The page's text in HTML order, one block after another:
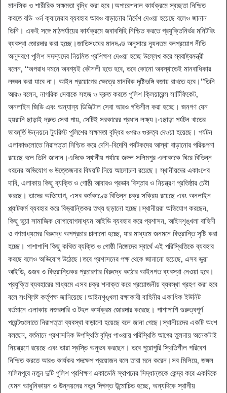
মানসিক ও শারীরিক সক্ষমতা বৃদ্ধি করা হবে।‎‎‎অপারেশনাল কার্যক্রমে স্বচ্ছতা নিশ্চিত
করতে বডি-ওর্ন ক্যামেরার ব্যবহার আরও বাড়ানোর নির্দেশ দেওয়া হয়েছে বলেও জানান
তিনি। একই সঙ্গে মাঠপর্যায়ের কার্যক্রমে জবাবদিহি নিশ্চিত করতে প্রযুক্তিনির্ভর মনিটরিং
ব্যবস্থা জোরদার করা হচ্ছে।‎‎‎জাতিসংঘের মানদণ্ড অনুসারে ন্যূনতম বলপ্রয়োগ নীতি
অনুসরণে পুলিশ সদস্যদের নিয়মিত প্রশিক্ষণ দেওয়া হচ্ছে উল্লেখ করে স্বরাষ্ট্রমন্ত্রী
বলেন, “অপরাধ দমনে অবশ্যই কৌশলী হতে হবে, তবে কোনো অবস্থাতেই মানবাধিকার
লঙ্ঘন করা যাবে না। আইন প্রয়োগের ক্ষেত্রে মানবিক দৃষ্টিভঙ্গি বজায় রাখতে হবে।”‎‎‎তিনি
আরও বলেন, নাগরিক সেবাকে সহজ ও দ্রুত করতে পুলিশ ক্লিয়ারেন্স সার্টিফিকেট,
অনলাইন জিডি এবং অন্যান্য ডিজিটাল সেবা আরও গতিশীল করা হচ্ছে। জনগণ যেন
হয়রানি ছাড়াই দ্রুত সেবা পায়, সেটিই সরকারের প্রধান লক্ষ্য।‎‎‎এছাড়া পর্যটন খাতের
ভাবমূর্তি উন্নয়নে ট্যুরিস্ট পুলিশের সক্ষমতা বৃদ্ধির ওপরও গুরুত্ব দেওয়া হয়েছে। পর্যটন
এলাকাগুলোতে নিরাপত্তা নিশ্চিত করে দেশি-বিদেশি পর্যটকদের আস্থা বাড়ানোর পরিকল্পনা
রয়েছে বলে তিনি জানান।‎‎‎এদিকে স্থানীয় পর্যায়ে জঙ্গল সলিমপুর এলাকাকে ঘিরে বিভিন্ন
ধরনের অভিযোগ ও উত্তেজনার বিষয়টি নিয়ে আলোচনা রয়েছে। স্থানীয়দের একাংশের
দাবি, এলাকায় কিছু ব্যক্তি ও গোষ্ঠী আবারও প্রভাব বিস্তার ও নিয়ন্ত্রণ প্রতিষ্ঠার চেষ্টা
করছে। তাদের অভিযোগ, এসব কর্মকাণ্ডে বিভিন্ন চক্র সক্রিয় রয়েছে এবং অনলাইন
প্ল্যাটফর্ম ব্যবহার করে বিভ্রান্তিকর তথ্য ছড়ানো হচ্ছে।‎‎‎স্থানীয়রা অভিযোগ করছেন,
কিছু ভুয়া সামাজিক যোগাযোগমাধ্যম আইডি ব্যবহার করে প্রশাসন, আইনশৃঙ্খলা বাহিনী
ও গণমাধ্যমের বিরুদ্ধে অপপ্রচার চালানো হচ্ছে, যার মাধ্যমে জনমনে বিভ্রান্তি সৃষ্টি করা
হচ্ছে। পাশাপাশি কিছু কথিত ব্যক্তি ও গোষ্ঠী নিজেদের স্বার্থে এই পরিস্থিতিকে ব্যবহার
করছে বলেও অভিযোগ উঠেছে।‎‎‎তবে প্রশাসনের পক্ষ থেকে জানানো হয়েছে, এসব ভুয়া
আইডি, গুজব ও বিভ্রান্তিকর প্রচারণার বিরুদ্ধে কঠোর আইনগত ব্যবস্থা নেওয়া হবে।
প্রযুক্তি ব্যবহারের মাধ্যমে এসব চক্র শনাক্ত করে প্রয়োজনীয় ব্যবস্থা গ্রহণ করা হবে
বলে সংশ্লিষ্ট কর্তৃপক্ষ জানিয়েছে।‎‎‎আইনশৃঙ্খলা রক্ষাকারী বাহিনীর একাধিক ইউনিট
বর্তমানে এলাকায় নজরদারি ও টহল কার্যক্রম জোরদার করেছে। পাশাপাশি গুরুত্বপূর্ণ
পয়েন্টগুলোতে নিরাপত্তা ব্যবস্থা বাড়ানো হয়েছে বলে জানা গেছে।‎‎‎স্থানীয়দের একটি অংশ
বলছেন, বর্তমানে প্রশাসনিক উপস্থিতি বৃদ্ধি পাওয়ায় পরিস্থিতি আগের তুলনায় অনেকটাই
নিয়ন্ত্রণে রয়েছে এবং তারা স্বস্তি অনুভব করছেন। তবে পুরোপুরি স্থিতিশীল পরিবেশ
নিশ্চিত করতে আরও কার্যকর পদক্ষেপ প্রয়োজন বলে তারা মনে করেন।‎সব মিলিয়ে, জঙ্গল
সলিমপুরে নতুন দুটি পুলিশ প্রশিক্ষণ একাডেমি স্থাপনের সিদ্ধান্তকে কেন্দ্র করে একদিকে
যেমন আধুনিকায়ন ও উন্নয়নের নতুন দিগন্ত উন্মোচিত হচ্ছে, অন্যদিকে স্থানীয়